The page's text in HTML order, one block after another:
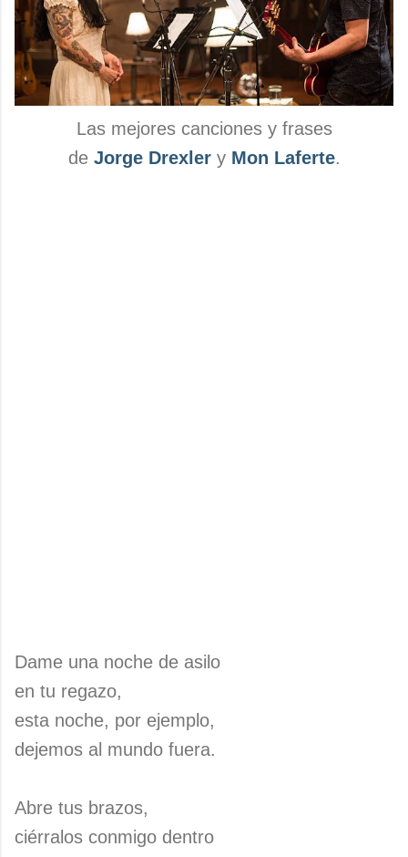
Las mejores canciones y frases
de Jorge Drexlery Mon Laferte.
Dame una noche de asilo
en tu regazo,
esta noche, por ejemplo,
dejemos al mundo fuera.
Abre tus brazos,
ciérralos conmigo dentro